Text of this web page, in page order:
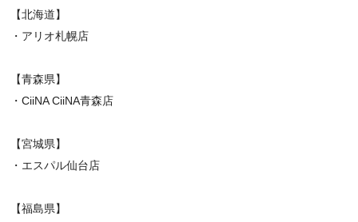
【北海道】
・アリオ札幌店
【青森県】
・CiiNA CiiNA青森店
【宮城県】
・エスパル仙台店
【福島県】